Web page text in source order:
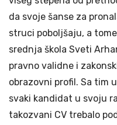
da svoje šanse za
struci poboljšaju, a
srednja škola Sveti
pravno validne i
obrazovni profil. Sa tim
svaki kandidat u svoju
takozvani CV trebalo